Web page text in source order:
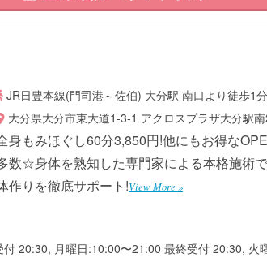
JR日豊本線(門司港～佐伯) 大分駅 南口より徒歩1分
大分県大分市東大道1-3-1 アクロスプラザ大分駅
身もみほぐし60分3,850円!他にもお得な
数☆身体を熟知した専門家による本格施術
作りを徹底サポート!View More »
20:30, 月曜日:10:00〜21:00 最終受付 20:30, 火